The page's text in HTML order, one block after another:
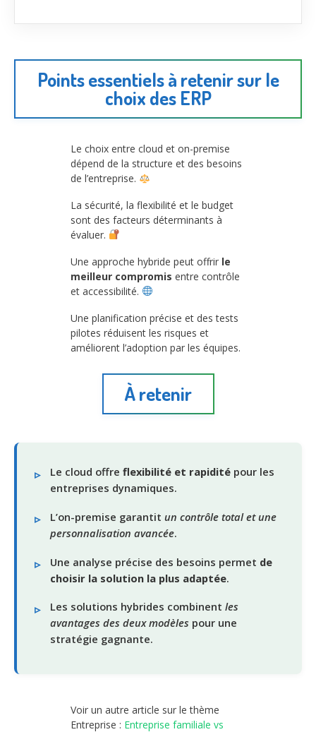
Points essentiels à retenir sur le
choix des ERP
Le choix entre cloud et on-premise
dépend de la structure et des besoins
de l’entreprise.
La sécurité, la flexibilité et le budget
sont des facteurs déterminants à
évaluer.
Une approche hybride peut offrir le
meilleur compromis entre contrôle
et accessibilité.
Une planification précise et des tests
pilotes réduisent les risques et
améliorent l’adoption par les équipes.
À retenir
Le cloud offre flexibilité et rapidité pour les
entreprises dynamiques.
L’on-premise garantit un contrôle total et une
personnalisation avancée.
Une analyse précise des besoins permet de
choisir la solution la plus adaptée.
Les solutions hybrides combinent les
avantages des deux modèles pour une
stratégie gagnante.
Voir un autre article sur le thème
Entreprise : Entreprise familiale vs